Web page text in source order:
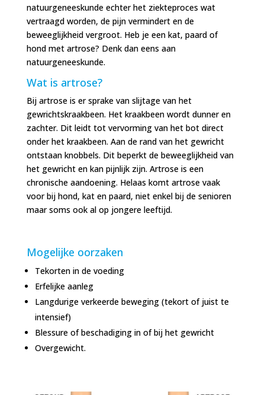
natuurgeneeskunde echter het ziekteproces wat
vertraagd worden, de pijn vermindert en de
beweeglijkheid vergroot. Heb je een kat, paard of
hond met artrose? Denk dan eens aan
natuurgeneeskunde.
Wat is artrose?
Bij artrose is er sprake vanslijtage van het
gewrichtskraakbeen. Het kraakbeen wordt dunner en
zachter. Dit leidt tot vervorming van het bot direct
onder het kraakbeen. Aan de rand van het gewricht
ontstaan knobbels. Dit beperkt de beweeglijkheid van
het gewricht en kan pijnlijk zijn. Artrose is een
chronische aandoening. Helaas komt artrose vaak
voor bij hond, kat en paard, niet enkel bij de senioren
maar soms ook al op jongere leeftijd.
Mogelijke oorzaken
Tekorten in de voeding
Erfelijke aanleg
Langdurige verkeerde beweging (tekort of juist te
intensief)
Blessure of beschadiging in of bij het gewricht
Overgewicht.